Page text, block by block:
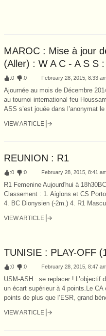
MAROC : Mise à jour
(Aller) : W A C - A S S
:0 :0 February 28, 2015, 8:33
Ajournée au mois de Décembre
au tournoi international feu
ASS s’est jouée dans l’anonymat le
VIEW ARTICLE
REUNION : R1
:0 :0 February 28, 2015, 8:41
R1 Femenine Aujourd'hui à
Classement : 1. Aiglons et CS
4. BC Dionysien (-2m.) 4. R1
VIEW ARTICLE
TUNISIE : PLAY-OFF
:0 :0 February 28, 2015, 8:47
USM-ASH : se replacer ! L’objectif
un écart supérieur à 4 points.Le
points de plus que l’ESR, grand
VIEW ARTICLE